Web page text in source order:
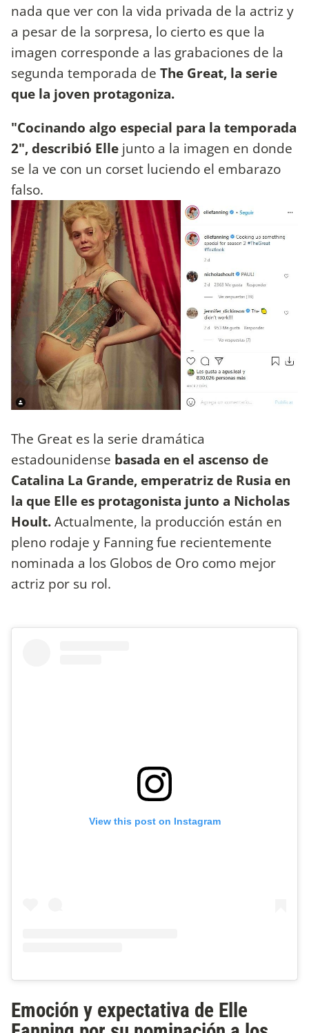
nada que ver con la vida privada de la actriz y
a pesar de la sorpresa, lo cierto es que la
imagen corresponde a las grabaciones de la
segunda temporada de The Great, la serie
que la joven protagoniza.
"Cocinando algo especial para la temporada
2", describió Elle junto a la imagen en donde
se la ve con un corset luciendo el embarazo
falso.
The Great es la serie dramática
estadounidense basada en el ascenso de
Catalina La Grande, emperatriz de Rusia en
la que Elle es protagonista junto a Nicholas
Hoult.Actualmente, la producción están en
pleno rodaje y Fanning fue recientemente
nominada a los Globos de Oro como mejor
actriz por su rol.
View this post on Instagram
Emoción y expectativa de Elle